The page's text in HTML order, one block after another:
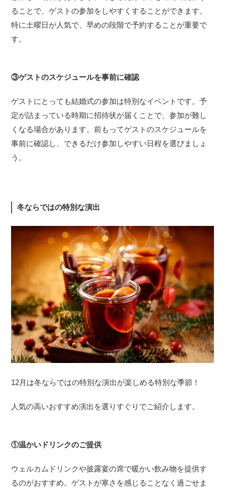
ることで、ゲストの参加をしやすくすることができます。
特に土曜日が人気で、早めの段階で予約することが重要で
す。
③ゲストのスケジュールを事前に確認
ゲストにとっても結婚式の参加は特別なイベントです。予
定が詰まっている時期に招待状が届くことで、参加が難し
くなる場合があります。前もってゲストのスケジュールを
事前に確認し、できるだけ参加しやすい日程を選びましょ
う。
冬ならではの特別な演出
12月は冬ならではの特別な演出が楽しめる特別な季節！
人気の高いおすすめ演出を選りすぐりでご紹介します。
①温かいドリンクのご提供
ウェルカムドリンクや披露宴の席で暖かい飲み物を提供す
るのがおすすめ。ゲストが寒さを感じることなく過ごせま